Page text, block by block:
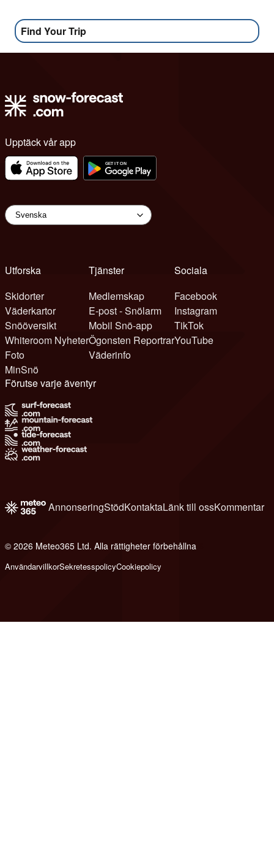
Find Your Trip
Upptäck vår app
Utforska
Skidorter
Väderkartor
Snööversikt
Whiteroom Nyheter
Foto
MinSnö
Tjänster
Medlemskap
E-post - Snölarm
Mobil Snö-app
Ögonsten Reportrar
Väderinfo
Sociala
Facebook
Instagram
TikTok
YouTube
Förutse varje äventyr
AnnonseringStödKontaktaLänk till ossKommentar
© 2026 Meteo365 Ltd. Alla rättigheter förbehållna
AnvändarvillkorSekretesspolicyCookiepolicy